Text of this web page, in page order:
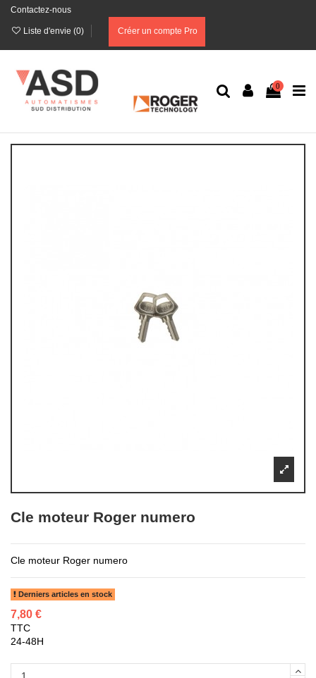
Contactez-nous
Liste d'envie (0) Créer un compte Pro
0
Cle moteur Roger numero
Cle moteur Roger numero
Derniers articles en stock
7,80 €
TTC
24-48H